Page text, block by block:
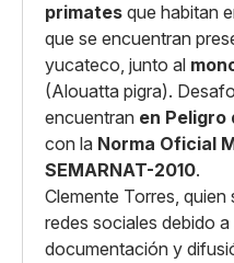
primates que habitan
que se encuentran
yucateco, junto al
(Alouatta pigra).
encuentran en Peligro
con la Norma Oficial
SEMARNAT-2010.
Clemente Torres,
redes sociales debido
documentación y